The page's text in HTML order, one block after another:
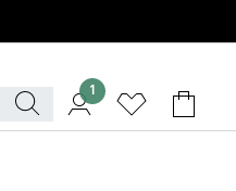
1